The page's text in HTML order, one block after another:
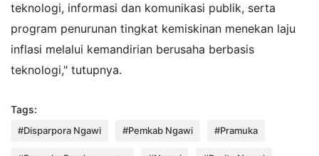
teknologi, informasi dan komunikasi publik, serta
program penurunan tingkat kemiskinan menekan laju
inflasi melalui kemandirian berusaha berbasis
teknologi," tutupnya.
Tags:
#Disparpora Ngawi #Pemkab Ngawi #Pramuka